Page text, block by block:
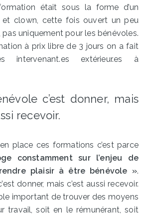
était sous la forme d’un
clown, cette fois ouvert un peu
uniquement pour les bénévoles.
à prix libre de 3 jours on a fait
extérieur.es à
c’est donner, mais
recevoir.
place ces formations c’est parce
constamment sur l’enjeu de
plaisir à être bénévole ».
donner, mais c’est aussi recevoir.
important de trouver des moyens
travail, soit en le rémunérant, soit